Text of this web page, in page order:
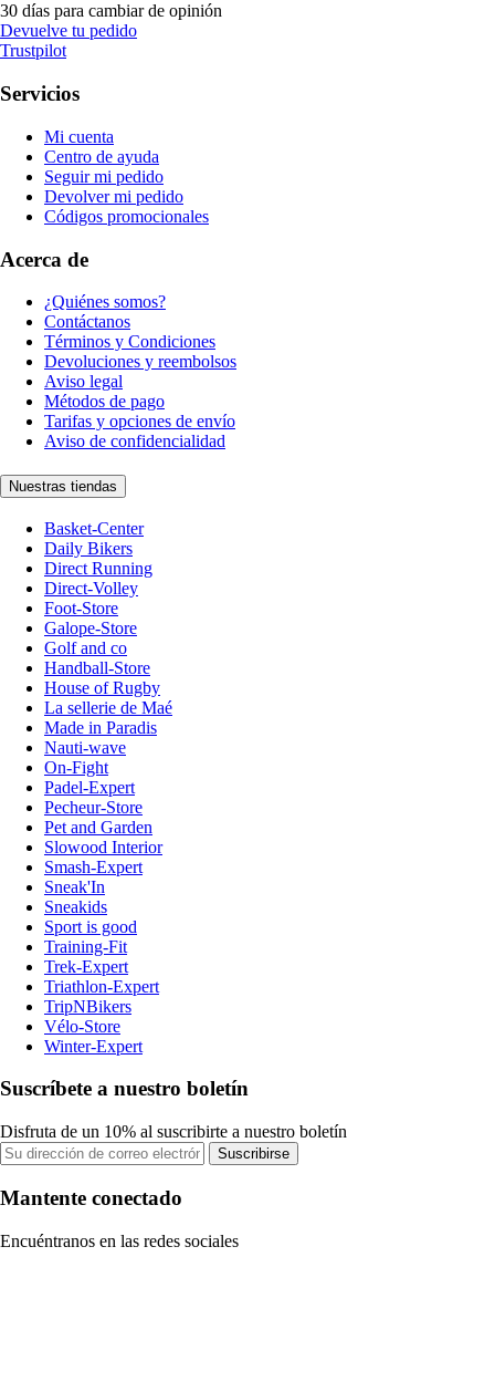
30 días para cambiar de opinión
Devuelve tu pedido
Trustpilot
Servicios
Mi cuenta
Centro de ayuda
Seguir mi pedido
Devolver mi pedido
Códigos promocionales
Acerca de
¿Quiénes somos?
Contáctanos
Términos y Condiciones
Devoluciones y reembolsos
Aviso legal
Métodos de pago
Tarifas y opciones de envío
Aviso de confidencialidad
Nuestras tiendas
Basket-Center
Daily Bikers
Direct Running
Direct-Volley
Foot-Store
Galope-Store
Golf and co
Handball-Store
House of Rugby
La sellerie de Maé
Made in Paradis
Nauti-wave
On-Fight
Padel-Expert
Pecheur-Store
Pet and Garden
Slowood Interior
Smash-Expert
Sneak'In
Sneakids
Sport is good
Training-Fit
Trek-Expert
Triathlon-Expert
TripNBikers
Vélo-Store
Winter-Expert
Suscríbete a nuestro boletín
Disfruta de un 10% al suscribirte a nuestro boletín
Suscribirse
Mantente conectado
Encuéntranos en las redes sociales